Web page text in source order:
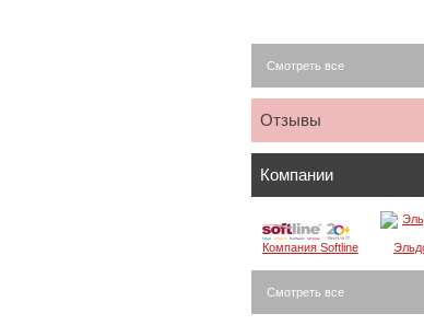
Смотреть все
Отзывы
Компании
Компания Softline
Смотреть все